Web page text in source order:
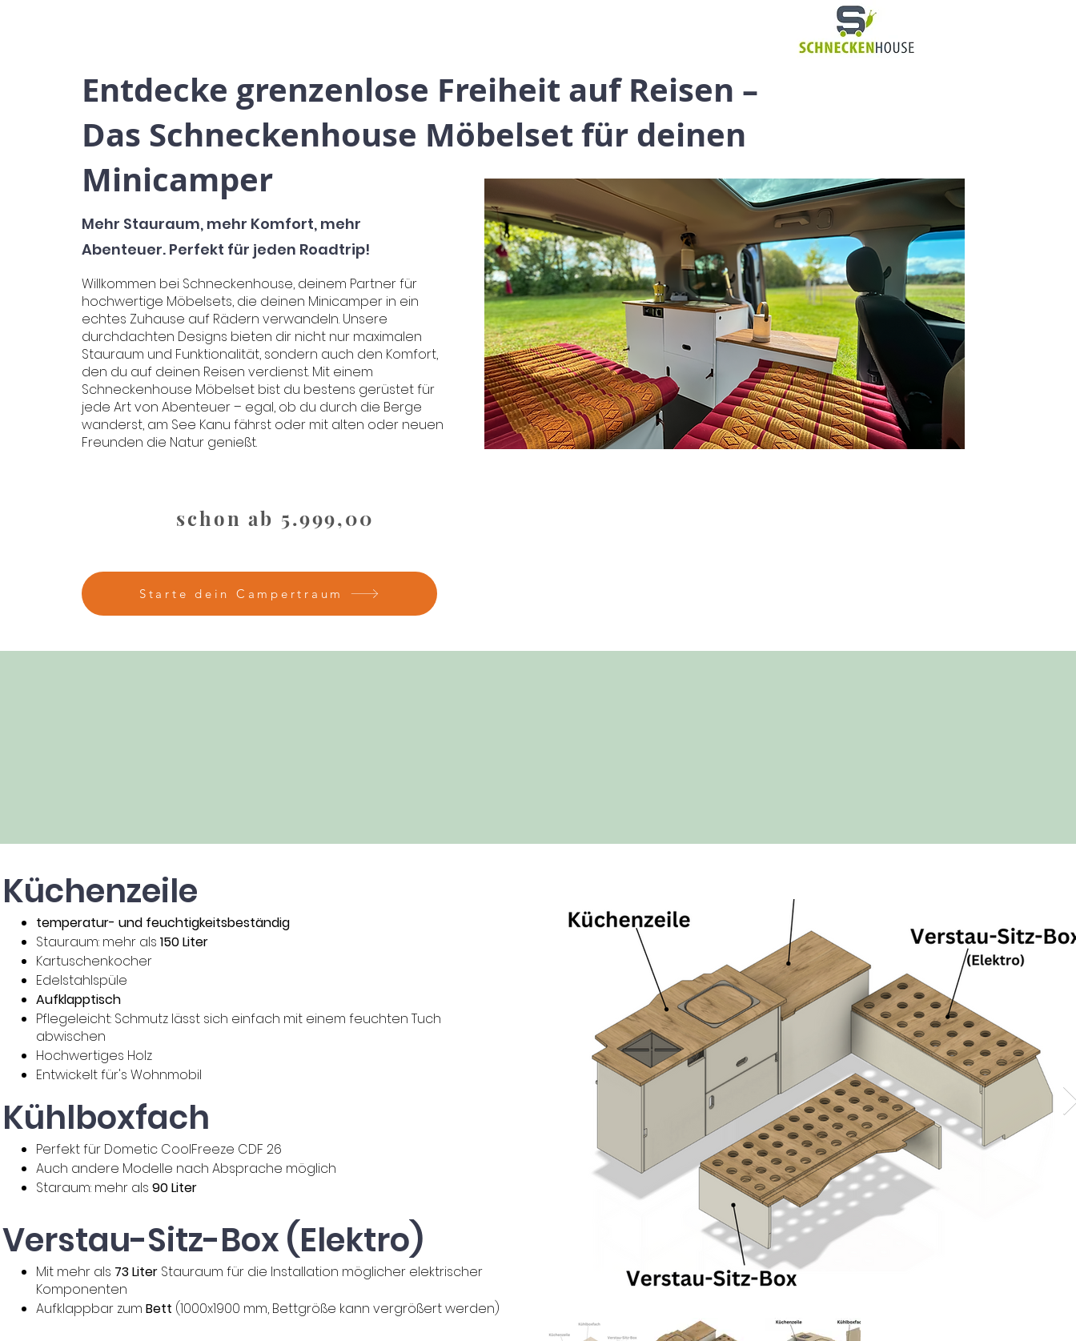
Entdecke grenzenlose Freiheit auf Reisen –
Das Schneckenhouse Möbelset für deinen
Minicamper
Mehr Stauraum, mehr Komfort, mehr
Abenteuer. Perfekt für jeden Roadtrip!
Willkommen bei Schneckenhouse, deinem Partner für
hochwertige Möbelsets, die deinen Minicamper in ein
echtes Zuhause auf Rädern verwandeln. Unsere
durchdachten Designs bieten dir nicht nur maximalen
Stauraum und Funktionalität, sondern auch den Komfort,
den du auf deinen Reisen verdienst. Mit einem
Schneckenhouse Möbelset bist du bestens gerüstet für
jede Art von Abenteuer – egal, ob du durch die Berge
wanderst, am See Kanu fährst oder mit alten oder neuen
Freunden die Natur genießt.
schon ab 5.999,00
Starte dein Campertraum
Küchenzeile
temperatur- und feuchtigkeitsbeständig
Stauraum: mehr als 150 Liter
Kartuschenkocher
Edelstahlspüle
Aufklapptisch
Pflegeleicht: Schmutz lässt sich einfach mit einem feuchten Tuch
abwischen
Hochwertiges Holz
Entwickelt für's Wohnmobil
Kühlboxfach
Perfekt für Dometic CoolFreeze CDF 26
Auch andere Modelle nach Absprache möglich
Staraum: mehr als 90 Liter
Verstau-Sitz-Box (Elektro)
Mit mehr als 73 LiterStauraum für die Installation möglicher elektrischer
Komponenten
Aufklappbar zum Bett (1000x1900 mm, Bettgröße kann vergrößert werden​)